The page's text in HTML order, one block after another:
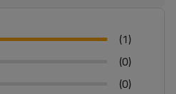
(1)
(0)
(0)